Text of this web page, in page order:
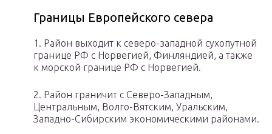
Границы Европейского севера
1. Район выходит к северо-западной сухопутной
границе РФ с Норвегией, Финляндией, а также
к морской границе РФ с Норвегией.
2. Район граничит с Северо-Западным,
Центральным, Волго-Вятским, Уральским,
Западно-Сибирским экономическими районами.